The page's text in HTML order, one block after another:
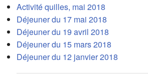
Activité quilles, mai 2018
Déjeuner du 17 mai 2018
Déjeuner du 19 avril 2018
Déjeuner du 15 mars 2018
Déjeuner du 12 janvier 2018